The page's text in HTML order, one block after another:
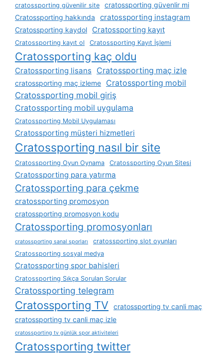
cratossporting güvenilir site
cratossporting güvenlir mi
Cratossporting hakkında
cratossporting instagram
Cratossporting kaydol Cratossporting kayıt
Cratossporting kayıt ol Cratossporting Kayıt İşlemi
Cratossporting kaç oldu
Cratossporting lisans Cratossporting maç izle
cratossporting maç izleme Cratossporting mobil
Cratossporting mobil giriş
Cratossporting mobil uygulama
Cratossporting Mobil Uygulaması
Cratossporting müşteri hizmetleri
Cratossporting nasıl bir site
Cratossporting Oyun Oynama Cratossporting Oyun Sitesi
Cratossporting para yatırma
Cratossporting para çekme
cratossporting promosyon
cratossporting promosyon kodu
Cratossporting promosyonları
cratossporting sanal sporları
cratossporting slot oyunları
Cratossporting sosyal medya
Cratossporting spor bahisleri
Cratossporting Sıkça Sorulan Sorular
Cratossporting telegram
Cratossporting TV
cratossporting tv canli maç
cratossporting tv canli maç izle
cratossporting tv günlük spor aktiviteleri
Cratossporting twitter